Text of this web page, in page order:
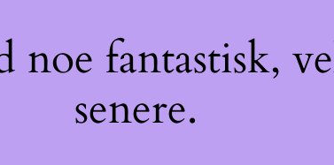
noe fantastisk,
senere.